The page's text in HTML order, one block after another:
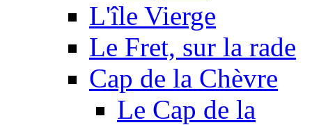
L'île Vierge
Le Fret, sur la rade
Cap de la Chèvre
Le Cap de la